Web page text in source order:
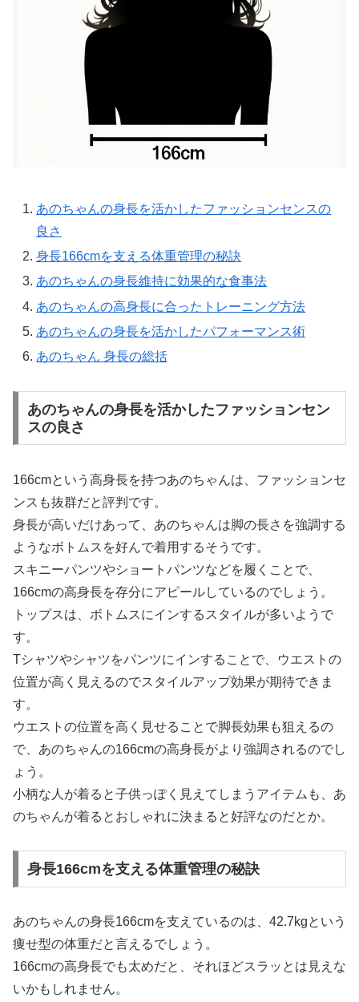
あのちゃんの身長を活かしたファッションセンスの
良さ
身長166cmを支える体重管理の秘訣
あのちゃんの身長維持に効果的な食事法
あのちゃんの高身長に合ったトレーニング方法
あのちゃんの身長を活かしたパフォーマンス術
あのちゃん 身長の総括
あのちゃんの身長を活かしたファッションセン
スの良さ
166cmという高身長を持つあのちゃんは、ファッションセ
ンスも抜群だと評判です。
身長が高いだけあって、あのちゃんは脚の長さを強調する
ようなボトムスを好んで着用するそうです。
スキニーパンツやショートパンツなどを履くことで、
166cmの高身長を存分にアピールしているのでしょう。
トップスは、ボトムスにインするスタイルが多いようで
す。
Tシャツやシャツをパンツにインすることで、ウエストの
位置が高く見えるのでスタイルアップ効果が期待できま
す。
ウエストの位置を高く見せることで脚長効果も狙えるの
で、あのちゃんの166cmの高身長がより強調されるのでし
ょう。
小柄な人が着ると子供っぽく見えてしまうアイテムも、あ
のちゃんが着るとおしゃれに決まると好評なのだとか。
身長166cmを支える体重管理の秘訣
あのちゃんの身長166cmを支えているのは、42.7kgという
痩せ型の体重だと言えるでしょう。
166cmの高身長でも太めだと、それほどスラッとは見えな
いかもしれません。